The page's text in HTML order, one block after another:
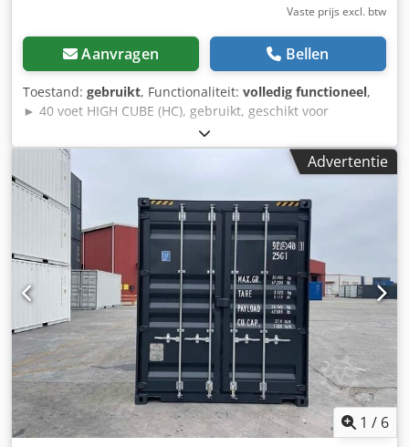
Vaste prijs excl. btw
Aanvragen Bellen
Toestand: gebruikt, Functionaliteit: volledig functioneel,
► 40 voet HIGH CUBE (HC), gebruikt, geschikt voor
zeevracht ◄ ✍️ Afmetingen Buiten: 12.192 x 2.438 x 2.896
mm (LxBxH) Binnen: 12.032 x 2.352 x 2.698 mm (LxBxH)
Deuropening: 2.340 x 2.585 mm (BxH) ⚙️ Uitvoering: Wind-
en waterdicht Cargo worthy (geschikt voor internationaal
transport) Gerepareerd en direct inzetbaar 5 jaar geldig
CSC-certificaat (vergelijkbaar met TÜV) ⤴️ Extra services op
aanvraag: Credjy Ihn Sepfx Algsf Individuele aanpassingen,
zoals ombouw, overspuiten en meer mogelijk ⚡️ Snelle
levering, ook inclusief lossing mogelijk Geef uw postcode
op voor een vrijblijvende offerte _____ ✅ Wij maken graag
een offerte op maat voor u.
Advertentie
1 / 6